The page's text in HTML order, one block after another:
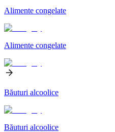
Alimente congelate
Alimente congelate
Băuturi alcoolice
Băuturi alcoolice